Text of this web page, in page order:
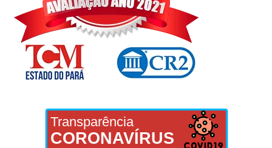
Transparência
CORONAVÍRUS